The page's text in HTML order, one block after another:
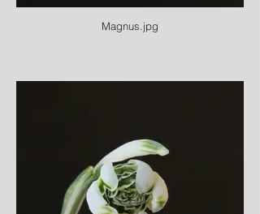
Magnus.jpg